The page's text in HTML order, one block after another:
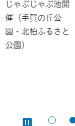
じゃぶじゃぶ池開
催（手賀の丘公
園・北柏ふるさと
公園）